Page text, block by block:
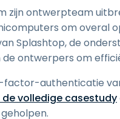
zijn ontwerpteam
om overal
Splashtop, de
ontwerpers om
factor-authenticatie
de volledige casestudy